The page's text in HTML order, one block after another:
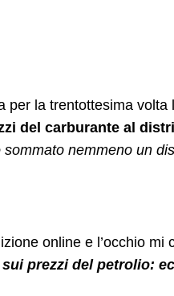
la trentottesima volta
del carburante al
nemmeno un
online e l’occhio mi
prezzi del petrolio: